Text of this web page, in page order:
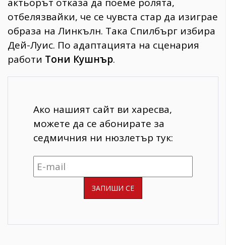
отбелязвайки, че се чувста стар да изиграе
образа на Линкълн. Така Спилбърг избира
Дей-Луис. По адаптацията на сценария
работи Тони Кушнър.
Ако нашият сайт ви харесва,
можете да се абонирате за
седмичния ни нюзлетър тук: